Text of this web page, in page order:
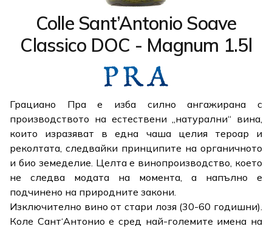
Colle Sant’Antonio Soave
Classico DOC - Magnum 1.5l
Грациано Пра е изба силно ангажирана с
производството на естествени „натурални“ вина,
които изразяват в една чаша целия тероар и
реколтата, следвайки принципите на органичното
и био земеделие. Целта е винопроизводство, което
не следва модата на момента, а напълно е
подчинено на природните закони.
Изключително вино от стари лозя (30-60 годишни).
Коле Сант‘Антонио е сред най-големите имена на